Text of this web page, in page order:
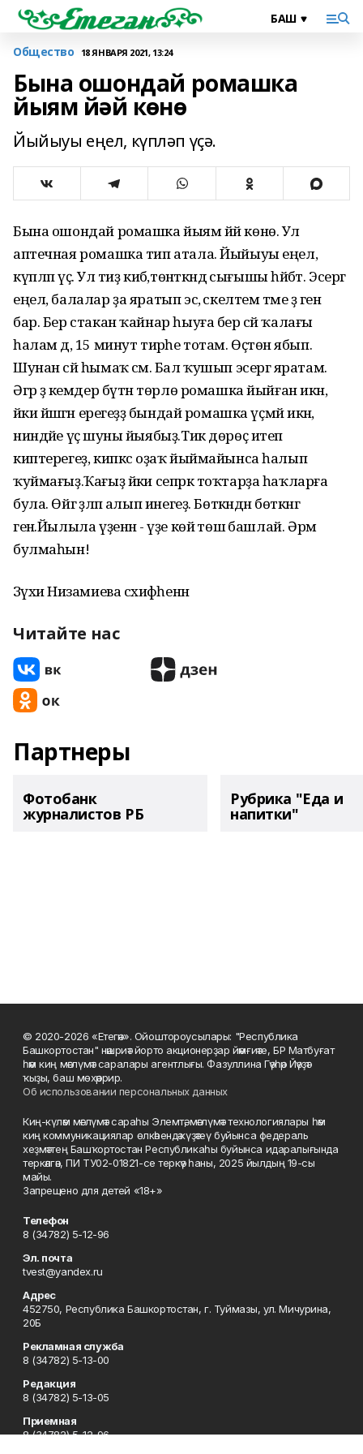
Общество 18 ЯНВАРЯ 2021, 13:24
Бына ошондай ромашка
йыям йәй көнө
Йыйыуы еңел, күпләп үҫә.
Бына ошондай ромашка йыям йәй көнө. Ул
аптечная ромашка тип атала. Йыйыуы еңел,
күпләп үҫә. Ул тиҙ кибә,төнәткәндә сығышы һәйбәт. Эсергә
еңел, балалар ҙа яратып эсә, әскелтем тәме әҙ генә
бар. Бер стакан ҡайнар һыуға бер сәй ҡалағы
һалам дә, 15 минут тирәһе тотам. Өҫтөнә ябып.
Шунан сәй һымаҡ әсәм. Бал ҡушып эсергә яратам.
Әгәр ҙә кемдер бүтән төрлө ромашка йыйған икән,
йәки йәшәгән ерегеҙҙә бындай ромашка үҫмәй икән,
ниндәйе үҫә шуны йыябыҙ.Тик дөрөҫ итеп
киптерегеҙ, кипкәс оҙаҡ йыймайынса һалып
ҡуймағыҙ.Ҡағыҙ йәки сепрәк тоҡтарҙа һаҡларға
була. Өйгә әҙләп алып инегеҙ. Бөткәндән бөткәнгә
генә.Йылыла үҙенән - үҙе көйә төшә башлай. Әрәм
булмаһын!
Зәүхиә Низамиева сәхифәһенән
Читайте нас
Партнеры
Фотобанк
журналистов РБ
Рубрика "Еда и
напитки"
© 2020-2026 «Етегән». Ойоштороусылары: "Республика
Башкортостан" нәшриәт йорто акционерҙар йәмғиәте, БР Матбуғат
һәм киң мәғлүмәт саралары агентлығы. Фазуллина Гәүһәр Йәүҙәт
ҡыҙы, баш мөхәррир.
Об использовании персональных данных
Киң-күләм мәғлүмәт сараһы Элемтә, мәғлүмәт технологиялары һәм
киң коммуникациялар өлкәһендә күҙәтеү буйынса федераль
хеҙмәттең Башҡортостан Республикаһы буйынса идаралығында
теркәлгән, ПИ ТУ02-01821-се теркәү һаны, 2025 йылдың 19-сы
майы.
Запрещено для детей «18+»
Телефон
8 (34782) 5-12-96
Эл. почта
tvest@yandex.ru
Адрес
452750, Республика Башкортостан, г. Туймазы, ул. Мичурина,
20Б
Рекламная служба
8 (34782) 5-13-00
Редакция
8 (34782) 5-13-05
Приемная
8 (34782) 5-12-96